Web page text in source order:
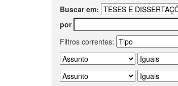
Buscar em:
por
Filtros correntes: